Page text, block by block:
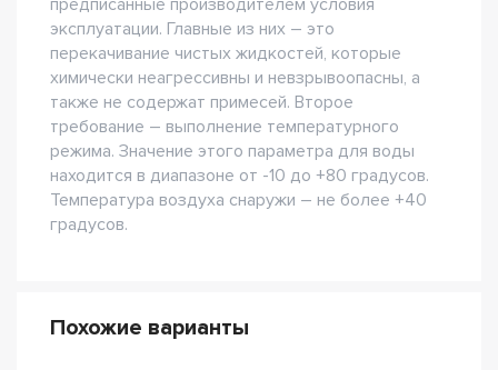
эксплуатации. Главные из них – это
перекачивание чистых жидкостей, которые
химически неагрессивны и невзрывоопасны, а
также не содержат примесей. Второе
требование – выполнение температурного
режима. Значение этого параметра для воды
находится в диапазоне от -10 до +80 градусов.
Температура воздуха снаружи – не более +40
градусов.
Похожие варианты